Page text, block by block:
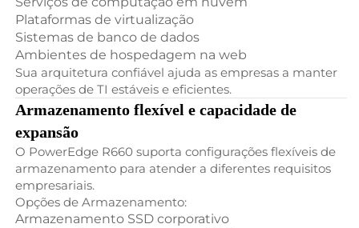
Plataformas de virtualização
Sistemas de banco de dados
Ambientes de hospedagem na web
Sua arquitetura confiável ajuda as empresas a manter
operações de TI estáveis e eficientes.
Armazenamento flexível e capacidade de
expansão
O PowerEdge R660 suporta configurações flexíveis de
armazenamento para atender a diferentes requisitos
empresariais.
Opções de Armazenamento:
Armazenamento SSD corporativo